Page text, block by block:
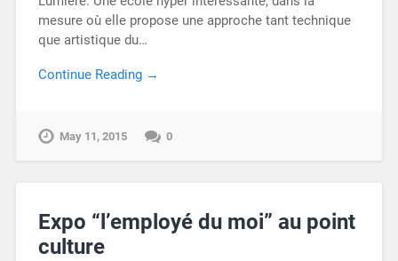
mesure où elle propose une approche tant technique
que artistique du…
Continue Reading →
May 11, 2015 0
Expo “l’employé du moi” au point
culture